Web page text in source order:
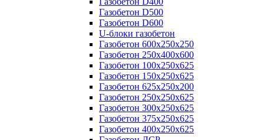
Газобетон D500
Газобетон D600
U-блоки газобетон
Газобетон 600x250x250
Газобетон 250x400x600
Газобетон 100х250х625
Газобетон 150х250х625
Газобетон 625х250х200
Газобетон 250х250х625
Газобетон 300х250х625
Газобетон 375х250х625
Газобетон 400х250х625